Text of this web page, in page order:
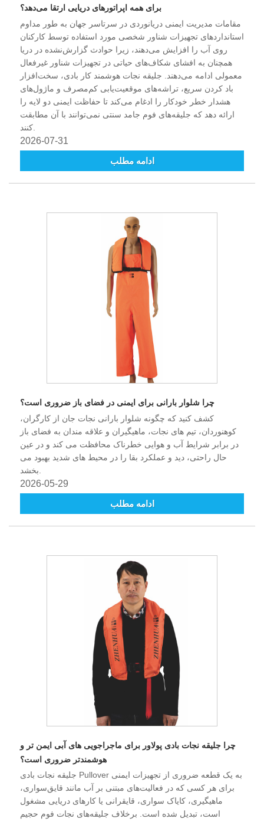
برای همه اپراتورهای دریایی ارتقا می‌دهد؟
مقامات مدیریت ایمنی دریانوردی در سرتاسر جهان به طور مداوم
استانداردهای تجهیزات شناور شخصی مورد استفاده توسط کارکنان
روی آب را افزایش می‌دهند، زیرا حوادث گزارش‌نشده در دریا
همچنان به افشای شکاف‌های حیاتی در تجهیزات شناور غیرفعال
معمولی ادامه می‌دهند. جلیقه نجات هوشمند کار بادی، سخت‌افزار
باد کردن سریع، تراشه‌های موقعیت‌یابی کم‌مصرف و ماژول‌های
هشدار خطر خودکار را ادغام می‌کند تا حفاظت ایمنی دو لایه را
ارائه دهد که جلیقه‌های فوم جامد سنتی نمی‌توانند با آن مطابقت
2026-07-31
ادامه مطلب
چرا شلوار بارانی برای ایمنی در فضای باز ضروری است؟
کشف کنید که چگونه شلوار بارانی نجات جان از کارگران،
کوهنوردان، تیم های نجات، ماهیگیران و علاقه مندان به فضای باز
در برابر شرایط آب و هوایی خطرناک محافظت می کند و در عین
حال راحتی، دید و عملکرد بقا را در محیط های شدید بهبود می
2026-05-29
ادامه مطلب
چرا جلیقه نجات بادی پولاور برای ماجراجویی های آبی ایمن تر و
هوشمندتر ضروری است؟
جلیقه نجات بادی Pullover به یک قطعه ضروری از تجهیزات ایمنی
برای هر کسی که در فعالیت‌های مبتنی بر آب مانند قایق‌سواری،
ماهیگیری، کایاک سواری، قایقرانی یا کارهای دریایی مشغول
است، تبدیل شده است. برخلاف جلیقه‌های نجات فوم حجیم